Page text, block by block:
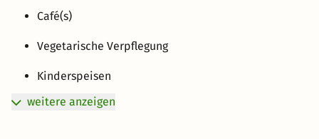
Café(s)
Vegetarische Verpflegung
Kinderspeisen
weitere anzeigen